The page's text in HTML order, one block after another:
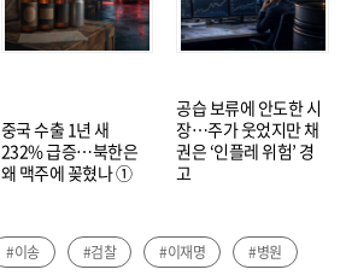
중국 수출 1년 새
232% 급증…북한은
왜 맥주에 꽂혔나 ①
공습 보류에 안도한 시
장…주가 웃었지만 채
권은 ‘인플레 위험’ 경
고
#이송 #검찰 #이재명 #병원